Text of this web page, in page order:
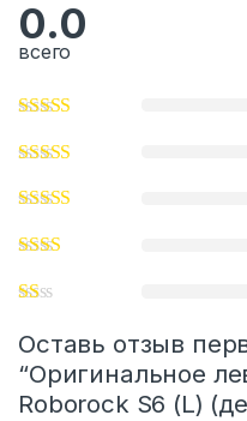
0.0
всего
Оставь отзыв
“Оригинальное
Roborock S6 (L)